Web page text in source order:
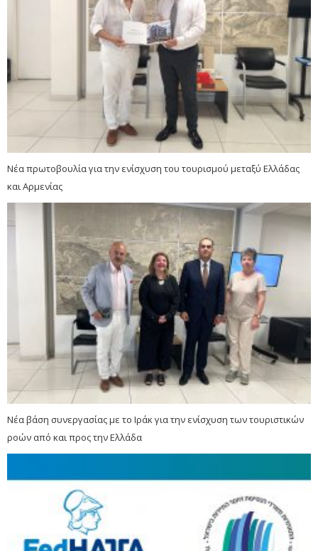
Νέα πρωτοβουλία για την ενίσχυση του τουρισμού μεταξύ Ελλάδας
και Αρμενίας
Νέα βάση συνεργασίας με το Ιράκ για την ενίσχυση των τουριστικών
ροών από και προς την Ελλάδα